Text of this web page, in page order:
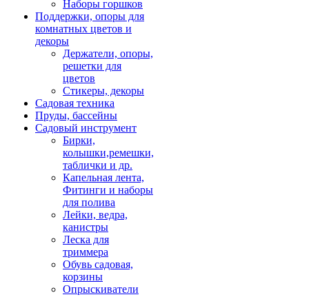
Наборы горшков
Поддержки, опоры для
комнатных цветов и
декоры
Держатели, опоры,
решетки для
цветов
Стикеры, декоры
Садовая техника
Пруды, бассейны
Садовый инструмент
Бирки,
колышки,ремешки,
таблички и др.
Капельная лента,
Фитинги и наборы
для полива
Лейки, ведра,
канистры
Леска для
триммера
Обувь садовая,
корзины
Опрыскиватели